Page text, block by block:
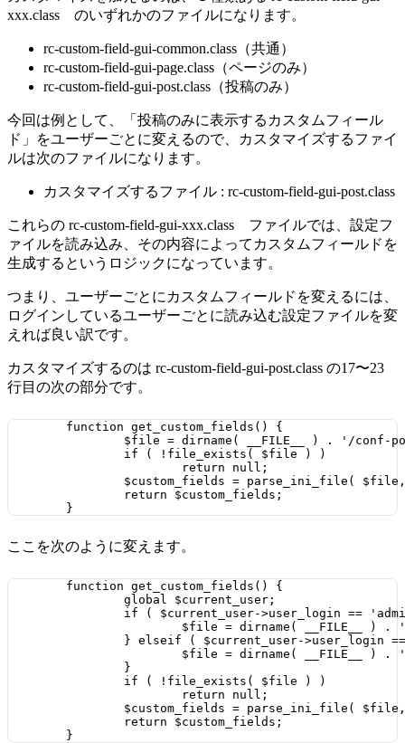
xxx.class のいずれかのファイルになります。
rc-custom-field-gui-common.class（共通）
rc-custom-field-gui-page.class（ページのみ）
rc-custom-field-gui-post.class（投稿のみ）
今回は例として、「投稿のみに表示するカスタムフィール
ド」をユーザーごとに変えるので、カスタマイズするファイ
ルは次のファイルになります。
カスタマイズするファイル : rc-custom-field-gui-post.class
これらの rc-custom-field-gui-xxx.class ファイルでは、設定フ
ァイルを読み込み、その内容によってカスタムフィールドを
生成するというロジックになっています。
つまり、ユーザーごとにカスタムフィールドを変えるには、
ログインしているユーザーごとに読み込む設定ファイルを変
えれば良い訳です。
カスタマイズするのは rc-custom-field-gui-post.class の17〜23
行目の次の部分です。
	function get_custom_fields() {
ここを次のように変えます。
	function get_custom_fields() {